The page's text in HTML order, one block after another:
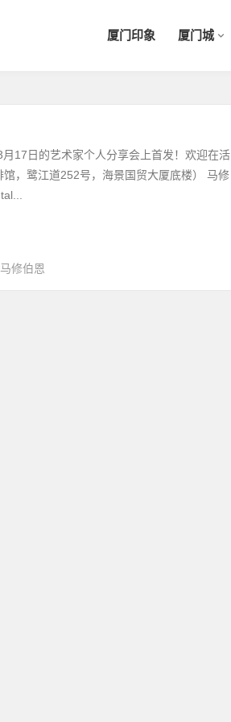
厦门印象 厦门城
17日的艺术家个人分享会上首发！欢迎在活
，鹭江道252号，海景国贸大厦底楼） 马修
马修伯恩